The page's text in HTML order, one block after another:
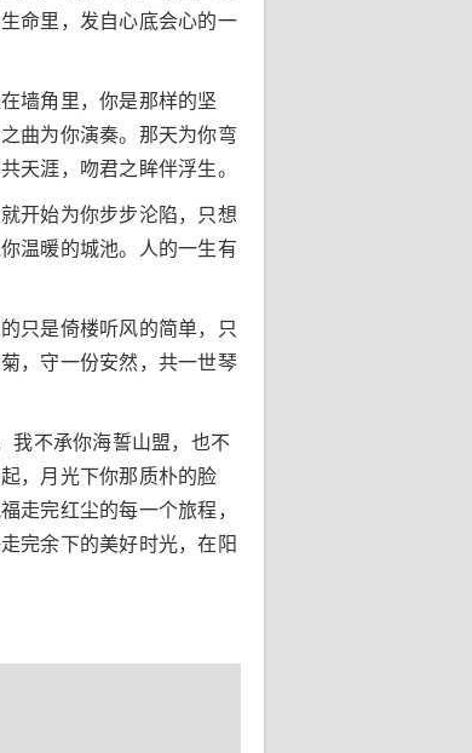
命里，发自心底会心的一
墙角里，你是那样的坚
曲为你演奏。那天为你弯
天涯，吻君之眸伴浮生。
开始为你步步沦陷，只想
温暖的城池。人的一生有
只是倚楼听风的简单，只
，守一份安然，共一世琴
我不承你海誓山盟，也不
，月光下你那质朴的脸
走完红尘的每一个旅程，
完余下的美好时光，在阳